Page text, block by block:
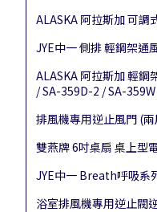
ALASKA 阿拉斯加 可調
JYE中一 側排 輕鋼架通
ALASKA 阿拉斯加 輕
/ SA-359D-2 / SA-
排風機專用逆止風門 (
雙燕牌 6吋桌扇 桌上型
JYE中一 Breath呼吸系
浴室排風機專用逆止閥